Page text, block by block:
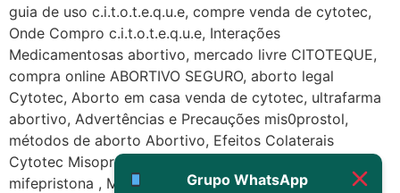
guia de uso c.i.t.o.t.e.q.u.e, compre venda de cytotec,
Onde Compro c.i.t.o.t.e.q.u.e, Interações
Medicamentosas abortivo, mercado livre CITOTEQUE,
compra online ABORTIVO SEGURO, aborto legal
Cytotec, Aborto em casa venda de cytotec, ultrafarma
abortivo, Advertências e Precauções mis0prostol,
métodos de aborto Abortivo, Efeitos Colaterais
Cytotec Misoprostol, Pfizer abort1vo, 2024
mifepristona , Mais Barato c1t0tec, metodos para
Grupo WhatsApp
http://www.proaborto.com)
Deve ser um corrimento normal
mesmo
22/05/2026 17:19:47
G (1199866**** em
http://www.proaborto.com)
Muito obrigadaaaaa